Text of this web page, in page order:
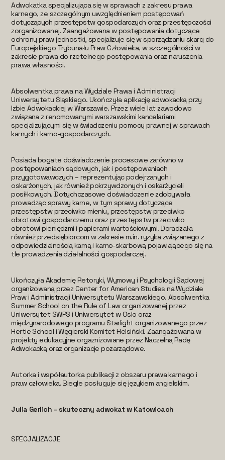
Adwokatka specjalizująca się w sprawach z zakresu prawa
karnego, ze szczególnym uwzględnieniem postępowań
dotyczących przestępstw gospodarczych oraz przestępczości
zorganizowanej. Zaangażowana w postępowania dotyczące
ochrony praw jednostki, specjalizuje się w sporządzaniu skarg do
Europejskiego Trybunału Praw Człowieka, w szczególności w
zakresie prawa do rzetelnego postępowania oraz naruszenia
prawa własności.
Absolwentka prawa na Wydziale Prawa i Administracji
Uniwersytetu Śląskiego. Ukończyła aplikację adwokacką przy
Izbie Adwokackiej w Warszawie. Przez wiele lat zawodowo
związana z renomowanymi warszawskimi kancelariami
specjalizującymi się w świadczeniu pomocy prawnej w sprawach
karnych i karno-gospodarczych.
Posiada bogate doświadczenie procesowe zarówno w
postępowaniach sądowych, jak i postępowaniach
przygotowawczych – reprezentując podejrzanych i
oskarżonych, jak również pokrzywdzonych i oskarżycieli
posiłkowych. Dotychczasowe doświadczenie zdobywała
prowadząc sprawy karne, w tym sprawy dotyczące
przestępstw przeciwko mieniu, przestępstw przeciwko
obrotowi gospodarczemu oraz przestępstw przeciwko
obrotowi pieniędzmi i papierami wartościowymi. Doradzała
również przedsiębiorcom w zakresie m.in. ryzyka związanego z
odpowiedzialnością karną i karno-skarbową pojawiającego się na
tle prowadzenia działalności gospodarczej.
Ukończyła Akademię Retoryki, Wymowy i Psychologii Sądowej
organizowaną przez Center for American Studies na Wydziale
Praw i Administracji Uniwersytetu Warszawskiego. Absolwentka
Summer School on the Rule of Law organizowanej przez
Uniwersytet SWPS i Uniwersytet w Oslo oraz
międzynarodowego programu Starlight organizowanego przez
Hertie School i Węgierski Komitet Helsiński. Zaangażowana w
projekty edukacyjne orgaznizowane przez Naczelną Radę
Adwokacką oraz organizacje pozarządowe.
Autorka i współautorka publikacji z obszaru prawa karnego i
praw człowieka. Biegle posługuje się językiem angielskim.
Julia Gerlich – skuteczny adwokat w Katowicach
SPECJALIZACJE